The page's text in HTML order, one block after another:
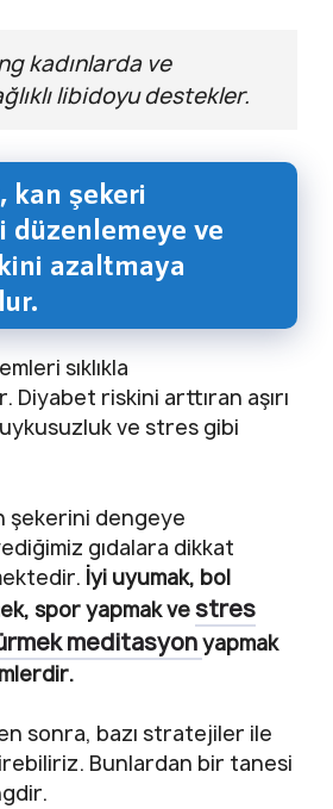
kadınlarda ve
libidoyu destekler.
kan şekeri
düzenlemeye ve
azaltmaya
sıklıkla
Diyabet riskini arttıran aşırı
ve stres gibi
şekerini dengeye
gıdalara dikkat
İyi uyumak, bol
spor yapmak vestres
meditasyonyapmak
sonra, bazı stratejiler ile
Bunlardan bir tanesi